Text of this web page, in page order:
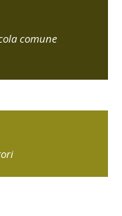
comune